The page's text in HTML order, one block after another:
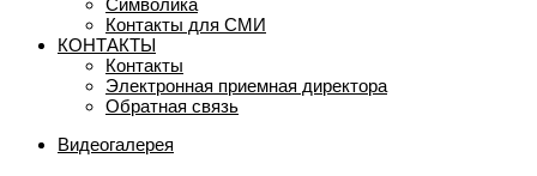
Символика
Контакты для СМИ
КОНТАКТЫ
Контакты
Электронная приемная директора
Обратная связь
Видеогалерея